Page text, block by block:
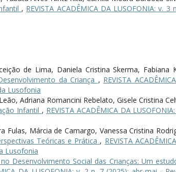
, REVISTA ACADÊMICA DA LUSOFONIA: v. 3
de Lima, Daniela Cristina Skerma, Fabiana
da Criança , REVISTA
Lusofonia
Adriana Romancini Rebelato, Gisele Cristina
Infantil , REVISTA ACADÊMICA DA
Fulas, Márcia de Camargo, Vanessa Cristina
Teóricas e Prática , REVISTA
Lusofonia
Desenvolvimento Social das Crianças: Um